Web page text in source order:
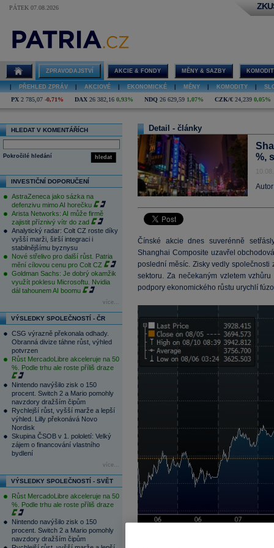
PÁTEK 07.08.2026
ZPRAVODAJSTVÍ AKCIE & FONDY MĚNY & SAZBY
PŘEHLED ZPRÁV AKCIOVÉ EKONOMICKÉ MĚNY KOMODITY
PX 2 785,07 -0,71% DAX 26 382,16 0,93% NDQ 26 629,59 1,07% CZK/€ 24,239 0,05%
HLEDAT V KOMENTÁŘÍCH
hledat
Pokročilé hledání
INVESTIČNÍ DOPORUČENÍ
AstraZeneca jako sázka na
defenzivu mimo AI horečku
Arista Networks: AI může firmě
zajistit příznivý vítr do zad
Analytický radar: Colt CZ roste díky
vyšší marži, širší integraci i
stabilnějšímu byznysu
Nové střelivo pro další růst. Patria
mění cílovou cenu pro Colt CZ
Goldman Sachs: Je dobrý okamžik
využít poklesu Microsoftu. Nvidia
dál tahounem AI boomu
více...
VÝSLEDKY SPOLEČNOSTÍ - ČR
CSG výrazně překonala odhady.
Obranná divize táhne růst, výhled
potvrzen
Růst MercadoLibre akceleruje na 50
%. Podle trhu ale roste příliš draze
Nintendo navýšilo zisk o 150
procent. Switch 2 a Mario pomohly
navzdory dražším čipům
Rychlejší růst, vyšší marže a lepší
výhled. Lilly překonává Novo
Nordisk
Skupina ČSOB v 1. pololetí: Velký
zájem o financování vlastního
bydlení
více...
VÝSLEDKY SPOLEČNOSTÍ - SVĚT
Růst MercadoLibre akceleruje na 50
%. Podle trhu ale roste příliš draze
Nintendo navýšilo zisk o 150
procent. Switch 2 a Mario pomohly
navzdory dražším čipům
Detail - články
%,
Čínské akcie dnes suverénně
Shanghai Composite uzavřel
poslední měsíc. Zisky vedly
sektoru. Za nečekaným vzletem
podpory ekonomického růstu urychlí